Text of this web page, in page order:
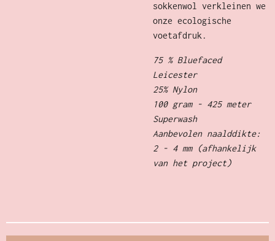
sokkenwol verkleinen we
onze ecologische
voetafdruk.
75 % Bluefaced
Leicester
25% Nylon
100 gram - 425 meter
Superwash
Aanbevolen naalddikte:
2 - 4 mm (afhankelijk
van het project)